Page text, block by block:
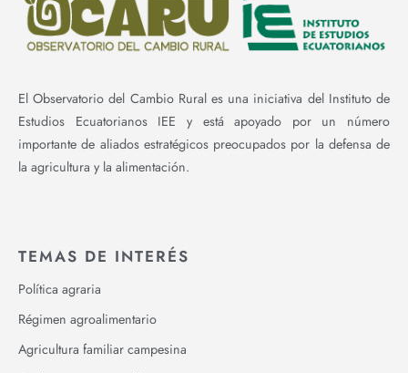
El Observatorio del Cambio Rural es una iniciativa del Instituto de
Estudios Ecuatorianos IEE y está apoyado por un número
importante de aliados estratégicos preocupados por la defensa de
la agricultura y la alimentación.
TEMAS DE INTERÉS
Política agraria
Régimen agroalimentario
Agricultura familiar campesina